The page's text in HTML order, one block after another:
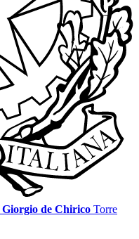
Giorgio de Chirico Torre